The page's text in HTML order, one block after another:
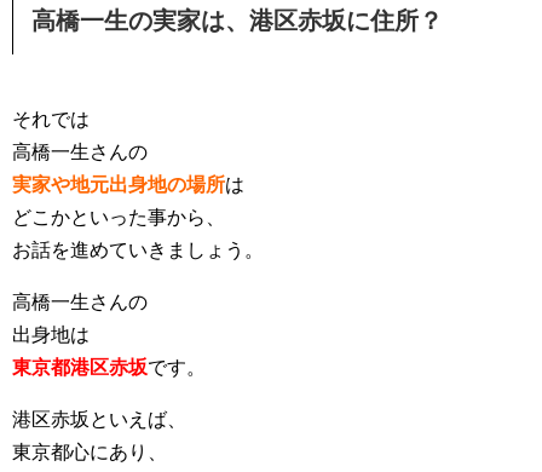
高橋一生の実家は、港区赤坂に住所？
それでは
高橋一生さんの
実家や地元出身地の場所は
どこかといった事から、
お話を進めていきましょう。
高橋一生さんの
出身地は
東京都港区赤坂です。
港区赤坂といえば、
東京都心にあり、